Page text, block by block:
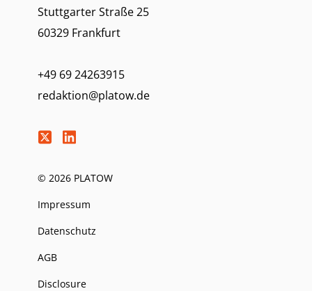
Stuttgarter Straße 25
60329 Frankfurt
+49 69 24263915
redaktion@platow.de
© 2026 PLATOW
Impressum
Datenschutz
AGB
Disclosure